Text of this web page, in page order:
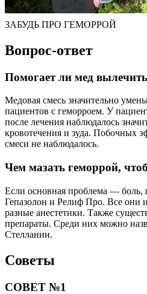
ЗАБУДЬ ПРО ГЕМОРРОЙ
Вопрос-ответ
Помогает ли мед
Медовая смесь значительно
пациентов с геморроем. У
после лечения наблюдалось
кровотечения и зуда. Побочных
смеси не наблюдалось.
Чем мазать геморрой,
Если основная проблема — боль,
Гепазолон и Релиф Про. Все они
разные анестетики. Также
препараты. Среди них можно
Стелланин.
Советы
СОВЕТ №1